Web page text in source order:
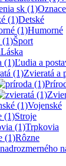
Detské
Humorné
Šport
Láska
Ľudia a
Zvieratá a
Vojenské
Stroje
Trpkovia
Rôzne